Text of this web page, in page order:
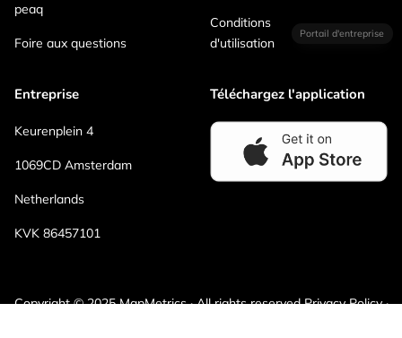
peaq
Foire aux questions
Conditions
d'utilisation
Portail d'entreprise
Entreprise
Keurenplein 4
1069CD Amsterdam
Netherlands
KVK 86457101
Téléchargez l'application
Copyright © 2025 MapMetrics · All rights reserved Privacy Policy ·